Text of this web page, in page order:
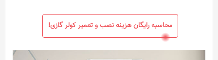
محاسبه رایگان هزینه نصب و تعمیر کولر گازی!